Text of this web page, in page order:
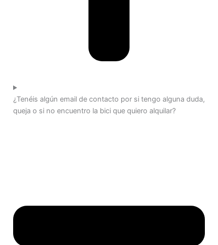
¿Tenéis algún email de contacto por si tengo alguna duda,
queja o si no encuentro la bici que quiero alquilar?